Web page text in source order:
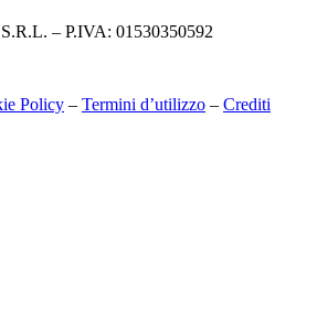
– P.IVA: 01530350592
Policy – Termini d’utilizzo – Crediti